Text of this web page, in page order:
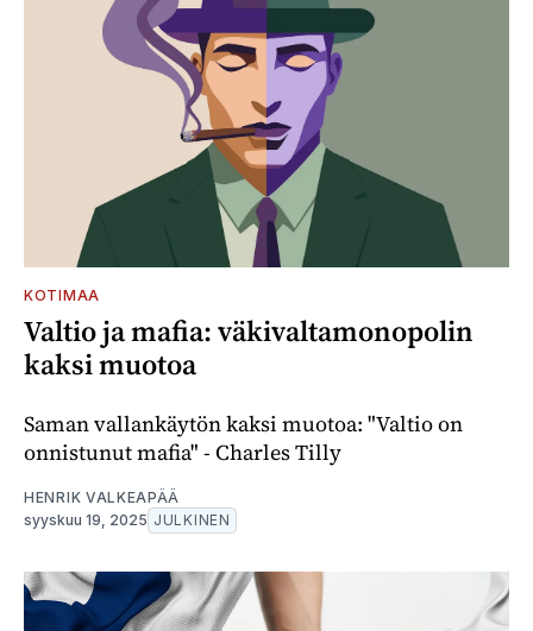
KOTIMAA
Valtio ja mafia: väkivaltamonopolin
kaksi muotoa
Saman vallankäytön kaksi muotoa: "Valtio on
onnistunut mafia" - Charles Tilly
HENRIK VALKEAPÄÄ
syyskuu 19, 2025 JULKINEN